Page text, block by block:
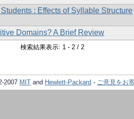
: Effects of Syllable Structure
Domains? A Brief Review
検索結果表示: 1 - 2 / 2
2007 MIT and Hewlett-Packard - ご意見をお